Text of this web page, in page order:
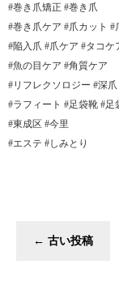
#巻き爪矯正 #巻き爪
#巻き爪ケア #爪カット #
#陥入爪 #爪ケア #タコケ
#魚の目ケア #角質ケア
#リフレクソロジー #深
#ラフィート #足袋靴 #足
#東成区 #今里
#エステ #しみとり
← 古い投稿